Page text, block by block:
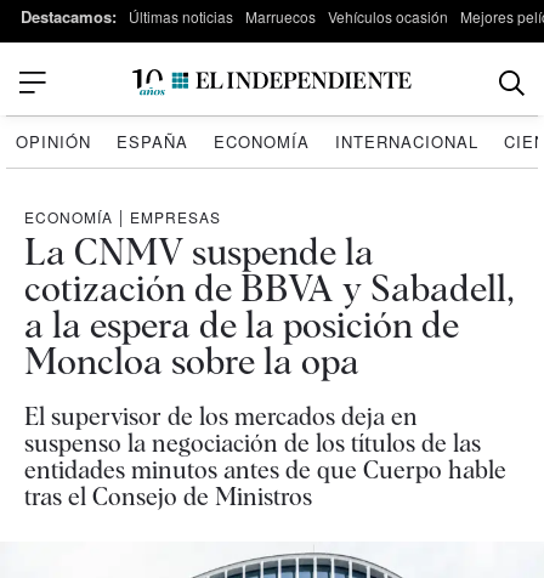
Destacamos: Últimas noticias Marruecos Vehículos ocasión Mejores
OPINIÓN ESPAÑA ECONOMÍA INTERNACIONAL
ECONOMÍA | EMPRESAS
La CNMV suspende la
cotización de BBVA y Sabadell,
a la espera de la posición de
Moncloa sobre la opa
El supervisor de los mercados deja en
suspenso la negociación de los títulos de las
entidades minutos antes de que Cuerpo hable
tras el Consejo de Ministros